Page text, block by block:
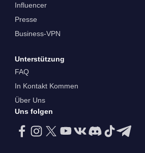
Influencer
Presse
Business-VPN
Unterstützung
FAQ
In Kontakt Kommen
Über Uns
Uns folgen